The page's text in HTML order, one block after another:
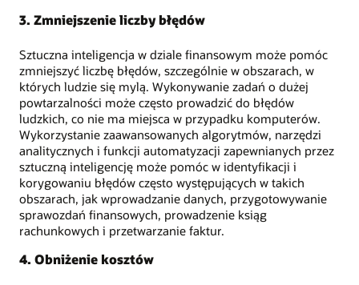
3. Zmniejszenie liczby błędów
Sztuczna inteligencja w dziale finansowym może pomóc
zmniejszyć liczbę błędów, szczególnie w obszarach, w
których ludzie się mylą. Wykonywanie zadań o dużej
powtarzalności może często prowadzić do błędów
ludzkich, co nie ma miejsca w przypadku komputerów.
Wykorzystanie zaawansowanych algorytmów, narzędzi
analitycznych i funkcji automatyzacji zapewnianych przez
sztuczną inteligencję może pomóc w identyfikacji i
korygowaniu błędów często występujących w takich
obszarach, jak wprowadzanie danych, przygotowywanie
sprawozdań finansowych, prowadzenie ksiąg
rachunkowych i przetwarzanie faktur.
4. Obniżenie kosztów